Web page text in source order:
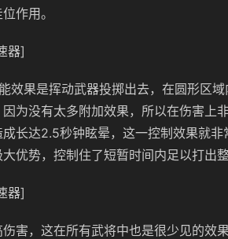
作用。
器]
效果是挥动武器投掷出去，在圆形区
为没有太多附加效果，所以在伤害上
长达2.5秒钟眩晕，这一控制效果就
优势，控制住了短暂时间内足以打出整
器]
害，这在所有武将中也是很少见的效